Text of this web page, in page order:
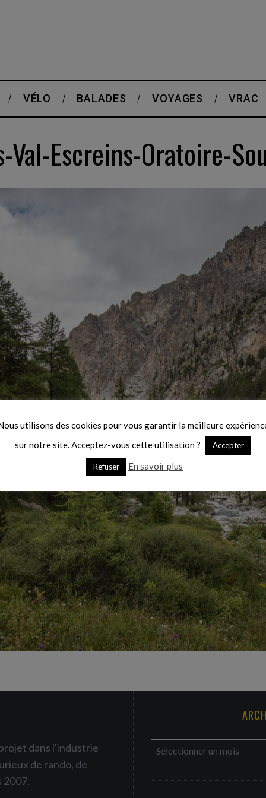
VÉLO BALADES VOYAGES VRAC
Val-Escreins-Oratoire-
dans l'industrie
de rando, de
2007.
r
c
utilisons des cookies pour vous garantir la meilleure
sur notre site. Acceptez-vous cette utilisation ?
Accepter
Refuser En savoir plus